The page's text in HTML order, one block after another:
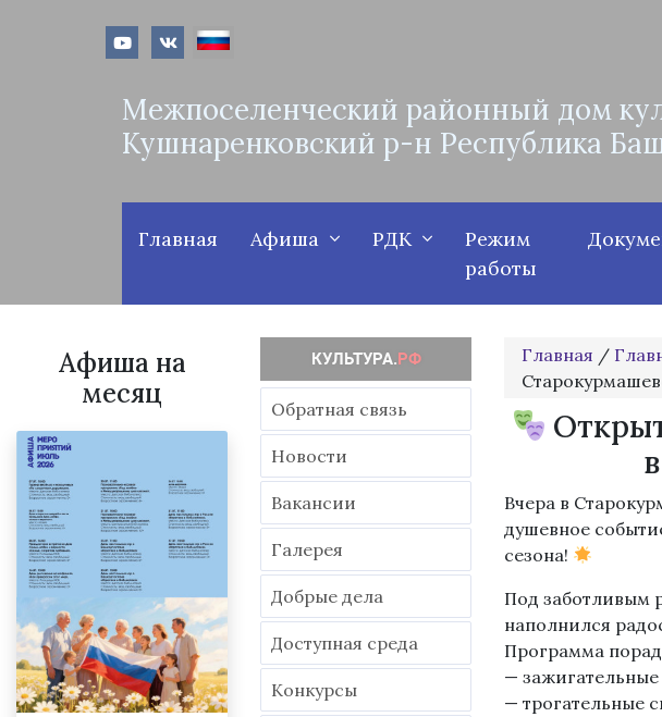
Межпоселенческий районный дом
Кушнаренковский р-н Республика
Главная Афиша РДК
Режим
работы
Афиша на
месяц
Обратная связь
Новости
Вакансии
Гaлерея
Добрые дела
Доступная среда
Конкурсы
Главная /
Вчера в
душевное
сезона!
Под заботливым
наполнился
Программа
—
— трогательные